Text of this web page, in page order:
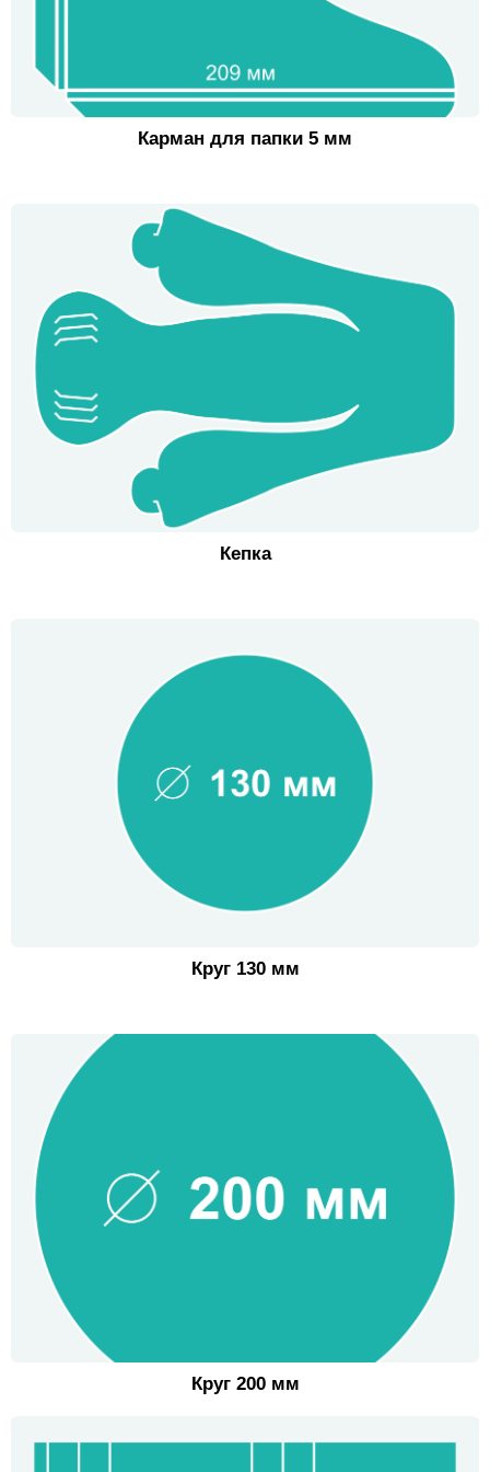
Карман для папки 5 мм
Кепка
Круг 130 мм
Круг 200 мм